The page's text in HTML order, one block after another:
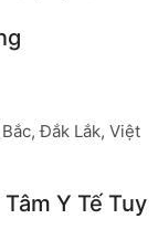
Đắk Lắk, Việt
Y Tế Tuy